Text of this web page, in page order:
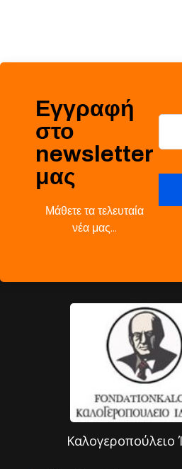
Εγγραφή
στο
newsletter
μας
Μάθετε τα τελευταία
νέα μας…
Καλογεροπούλειο